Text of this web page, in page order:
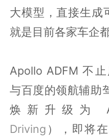
大模型，直接生成
就是目前各家车企
Apollo ADFM 不
与百度的领航辅助
焕新升级为
Driving ），即将